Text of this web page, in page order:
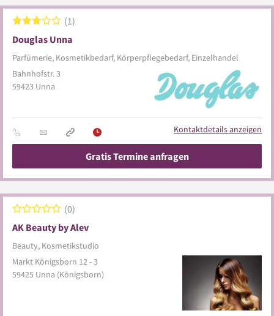
Douglas Unna
Parfümerie, Kosmetikbedarf, Körperpflegebedarf, Einzelhandel
1
Bahnhofstr. 3
59423 Unna
Kontaktdetails anzeigen
Gratis Termine anfragen
AK Beauty by Alev
Beauty, Kosmetikstudio
0
Markt Königsborn 12 - 3
59425 Unna (Königsborn)